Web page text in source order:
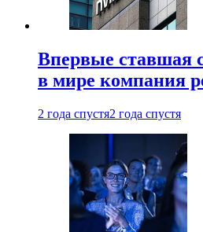
Впервые ставшая
в мире компания
2 года спустя2 года спустя